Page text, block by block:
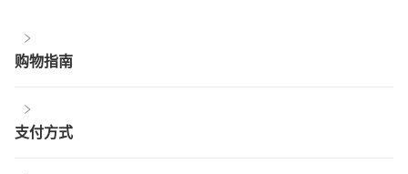
购物指南
支付方式